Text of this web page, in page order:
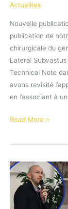
Actualites
Nouvelle
publication de
chirurgicale du
Lateral
Technical Note
avons revisité
en l’associant à
Nouvelle
sur
chirurgie
du
genou
dans
Read More »